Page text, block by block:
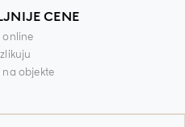
CENE
online
na objekte